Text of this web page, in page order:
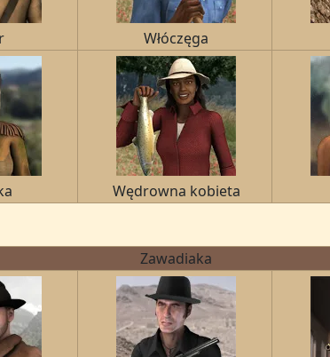
Włóczęga
Wędrowna kobieta
Zawadiaka